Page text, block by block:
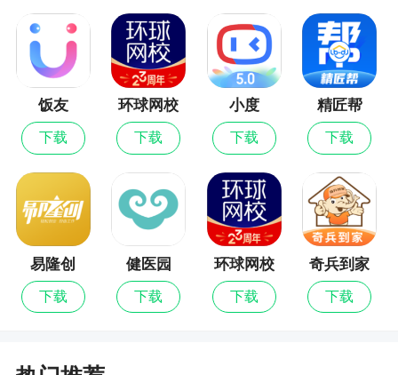
对、随时随地多人语音甚至迈畅聊天
2、这里拥有各种类型的用户，绝对可以让您找
到喜欢的知己
3、海量在线优质用户，多语音室，你的专属在
线派对
4、拥有一支专业的客服团队，提供24小时贴心
的客服服务。在任何时候有疑问或反馈都可以获得
快速、准确的处理和回复，让用户体验更加完美
5、严格实名认证审核，妹子放心，汉子安心
6、深夜情感暖心电台，讲述动听的情感故事，
还有段子手讲段子，为你读文。每天话题不重样，
聊的Ta
饭友
下载
环球网校
最新版
下载
小度
下载
精匠帮
下载
易隆创
下载
健医园
下载
环球网校
下载
奇兵到家
下载